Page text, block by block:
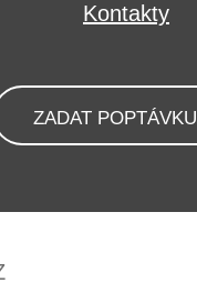
Kontakty
ZADAT POPTÁVKU